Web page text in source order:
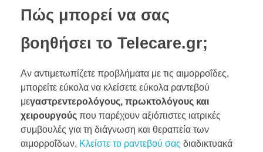
Πώς μπορεί να σας
βοηθήσει το Telecare.gr;
Αν αντιμετωπίζετε προβλήματα με τις αιμορροΐδες,
μπορείτε εύκολα να κλείσετε εύκολα ραντεβού
μεγαστρεντερολόγους, πρωκτολόγους και
χειρουργούς που παρέχουν αξιόπιστες ιατρικές
συμβουλές για τη διάγνωση και θεραπεία των
αιμορροΐδων. Κλείστε το ραντεβού σας διαδικτυακά